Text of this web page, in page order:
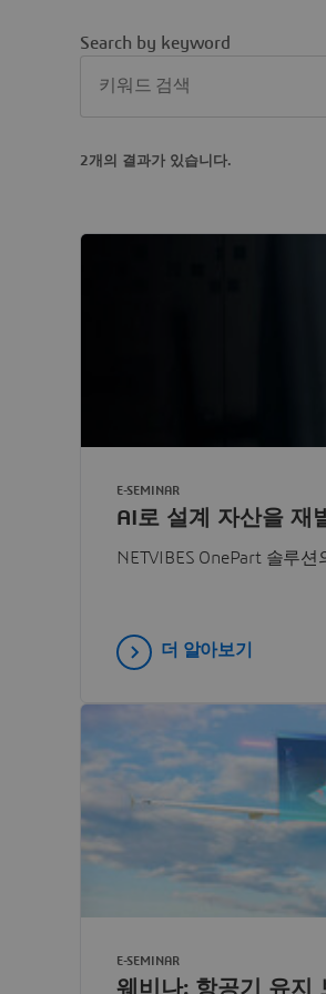
Search by keyword
2개의 결과가 있습니다.
AI로 설계 자산을 재
NETVIBES OnePart 솔루
E-SEMINAR
더 알아보기
웨비나: 항공기 유지
E-SEMINAR